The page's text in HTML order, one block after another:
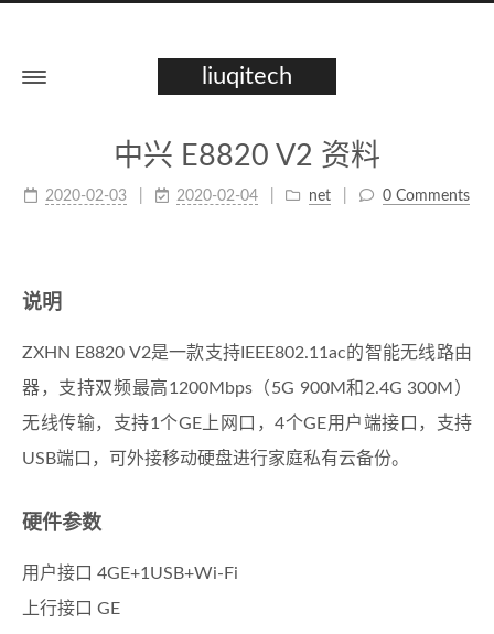
liuqitech
中兴 E8820 V2 资料
2020-02-03 2020-02-04 net 0 Comments
说明
ZXHN E8820 V2是一款支持IEEE802.11ac的智能无线路由
器，支持双频最高1200Mbps（5G 900M和2.4G 300M）
无线传输，支持1个GE上网口，4个GE用户端接口，支持
USB端口，可外接移动硬盘进行家庭私有云备份。
硬件参数
用户接口 4GE+1USB+Wi-Fi
上行接口 GE